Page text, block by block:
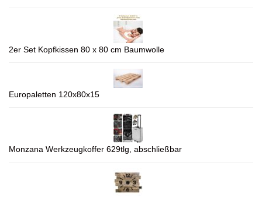
2er Set Kopfkissen 80 x 80 cm Baumwolle
Europaletten 120x80x15
Monzana Werkzeugkoffer 629tlg, abschließbar